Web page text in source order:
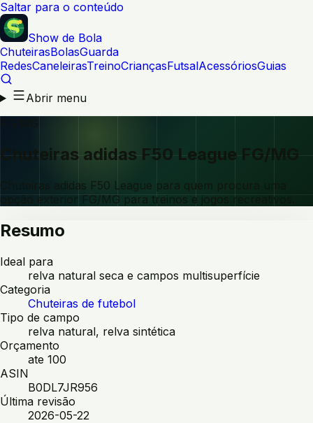
Saltar para o conteúdo
Show de Bola
ChuteirasBolasGuarda
RedesCaneleirasTreinoCriançasFutsalAcessóriosGuias
Abrir menu
Chuteiras adidas F50 League FG/MG
Chuteiras adidas F50 League para quem procura uma
opção exterior FG/MG para treinos e jogos recreativos.
Resumo
Ideal para
relva natural seca e campos multisuperfície
Categoria
Chuteiras de futebol
Tipo de campo
relva natural, relva sintética
Orçamento
ate 100
ASIN
B0DL7JR956
Última revisão
2026-05-22